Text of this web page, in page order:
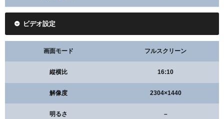
ビデオ設定
画面モード フルスクリーン
縦横比 16:10
解像度 2304×1440
明るさ –